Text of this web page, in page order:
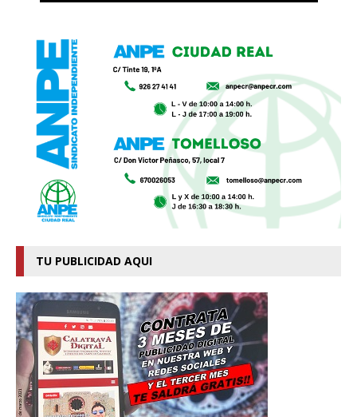
TU PUBLICIDAD AQUI